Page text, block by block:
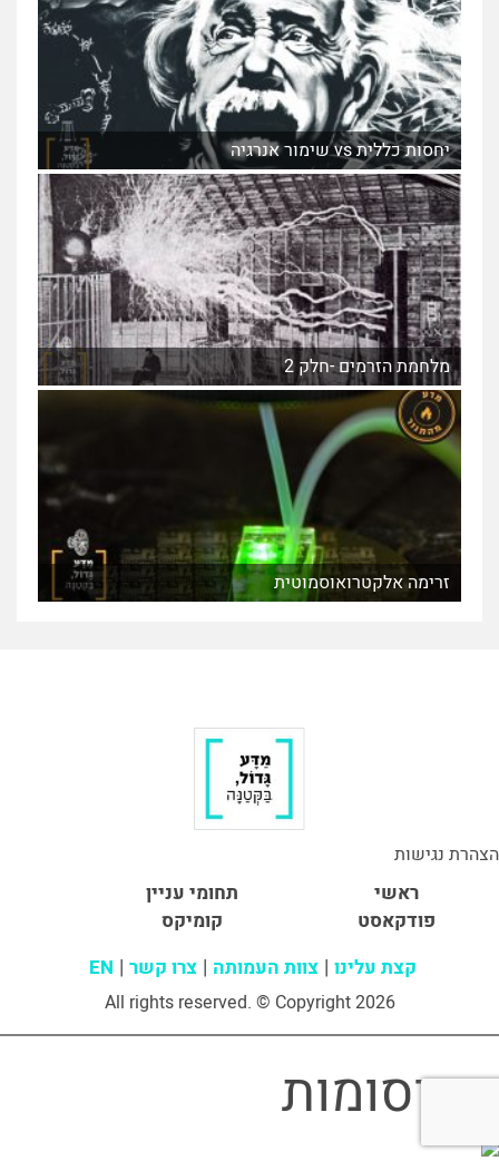
יחסות כללית vs שימור אנרגיה
מלחמת הזרמים -חלק 2
זרימה אלקטרואוסמוטית
הצהרת נגישות
ראשי
תחומי עניין
פודקאסט
קומיקס
קצת עלינו צוות העמותה צרו קשר EN
All rights reserved. © Copyright 2026
פרסומות